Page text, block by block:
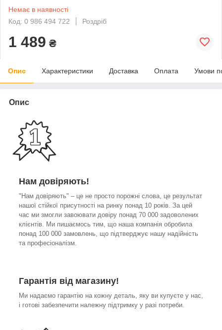
Немає в наявності
Код: 0 986 494 722
Роздріб
1 489 ₴
Опис Характеристики Доставка Оплата Умови
Опис
Нам довіряють!
"Нам довіряють" – це не просто порожні слова, це результат
нашої стійкої присутності на ринку понад 10 років. За цей
час ми змогли завоювати довіру понад 70 000 задоволених
клієнтів. Ми пишаємось тим, що наша компанія обробила
понад 100 000 замовлень, що підтверджує нашу надійність
та професіоналізм.
Гарантія від магазину!
Ми надаємо гарантію на кожну деталь, яку ви купуєте у нас,
і готові забезпечити належну підтримку у разі потреби.